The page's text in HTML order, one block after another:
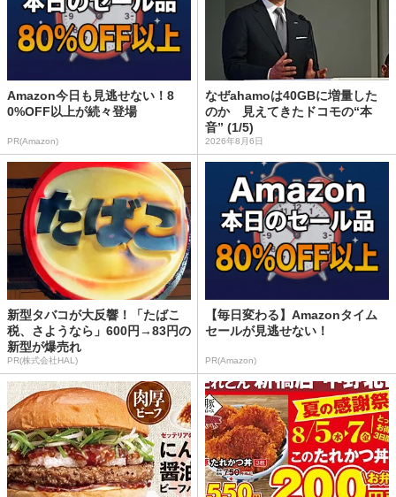
Amazon今日も見逃せない！8
0%OFF以上が続々登場
PR(Amazon)
なぜahamoは40GBに増量した
のか 見えてきたドコモの“本
音” (1/5)
2026年8月6日
新型タバコが大反響！「たばこ
税、さようなら」600円→83円の
新型が爆売れ
PR(株式会社HAL)
【毎日変わる】Amazonタイム
セールが見逃せない！
PR(Amazon)